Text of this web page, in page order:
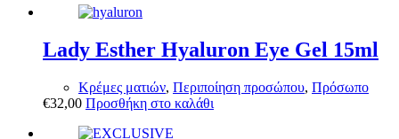
Lady Esther Hyaluron Eye Gel 15ml
Κρέμες ματιών, Περιποίηση προσώπου, Πρόσωπο
€32,00 Προσθήκη στο καλάθι